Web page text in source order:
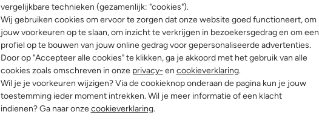
vergelijkbare technieken (gezamenlijk: "cookies").
Wij gebruiken cookies om ervoor te zorgen dat onze website goed functioneert, om
jouw voorkeuren op te slaan, om inzicht te verkrijgen in bezoekersgedrag en om een
profiel op te bouwen van jouw online gedrag voor gepersonaliseerde advertenties.
Door op "Accepteer alle cookies" te klikken, ga je akkoord met het gebruik van alle
cookies zoals omschreven in onze privacy- en cookieverklaring.
Wil je je voorkeuren wijzigen? Via de cookieknop onderaan de pagina kun je jouw
toestemming ieder moment intrekken. Wil je meer informatie of een klacht
indienen? Ga naar onzecookieverklaring.